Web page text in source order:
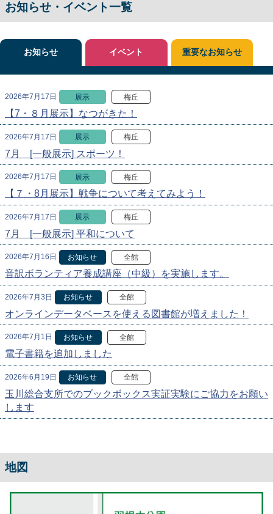
お知らせ・イベント一覧
お知らせ
2026年7月17日 展示 梅丘
【7・８月展示】なつがきた！
2026年7月17日 展示 梅丘
7月 [一般展示] スポーツ！
2026年7月17日 展示 梅丘
【７・8月展示】戦争について考えてみよう！
2026年7月17日 展示 梅丘
7月 [一般展示] 平和について
2026年7月16日 お知らせ 全館
音訳ボランティア養成講座（中級）を実施します。
2026年7月3日 お知らせ 全館
オンラインデータベースを使える図書館が増えました！
2026年7月1日 お知らせ 全館
電子書籍を追加しました
2026年6月19日 お知らせ 全館
玉川総合支所でのブックボックス実証実験にご協力をお願い
します
イベント 重要なお知らせ
地図